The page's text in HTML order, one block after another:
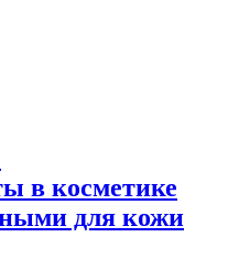
в косметике
для кожи